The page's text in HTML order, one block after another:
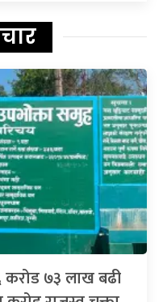
६ करोड ७३ लाख बढी